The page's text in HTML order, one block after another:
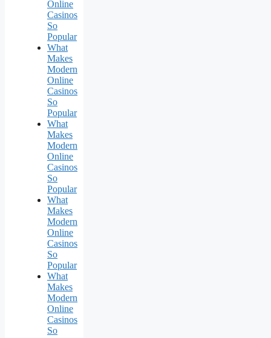
Online
Casinos
So
Popular
What
Makes
Modern
Online
Casinos
So
Popular
What
Makes
Modern
Online
Casinos
So
Popular
What
Makes
Modern
Online
Casinos
So
Popular
What
Makes
Modern
Online
Casinos
So